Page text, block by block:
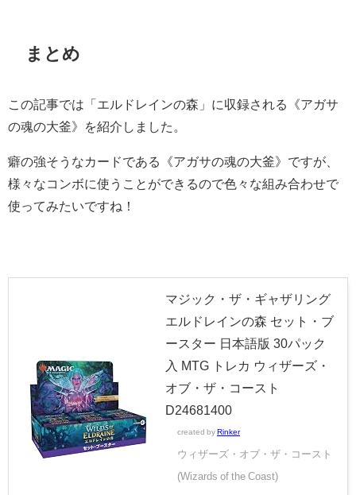
まとめ
この記事では「エルドレインの森」に収録される《アガサ
の魂の大釜》を紹介しました。
癖の強そうなカードである《アガサの魂の大釜》ですが、
様々なコンボに使うことができるので色々な組み合わせで
使ってみたいですね！
マジック・ザ・ギャザリング
エルドレインの森 セット・ブ
ースター 日本語版 30パック
入 MTG トレカ ウィザーズ・
オブ・ザ・コースト
D24681400
created by Rinker
ウィザーズ・オブ・ザ・コースト
(Wizards of the Coast)